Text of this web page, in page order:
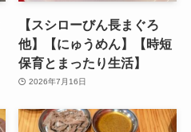
【スシローびん長まぐろ
他】【にゅうめん】【時短
保育とまったり生活】
2026年7月16日